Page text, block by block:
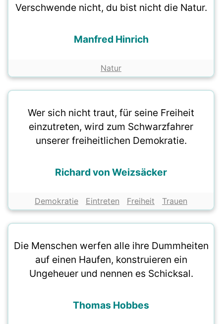
Verschwende nicht, du bist nicht die Natur.
Manfred Hinrich
Natur
Wer sich nicht traut, für seine Freiheit
einzutreten, wird zum Schwarzfahrer
unserer freiheitlichen Demokratie.
Richard von Weizsäcker
Demokratie Eintreten Freiheit Trauen
Die Menschen werfen alle ihre Dummheiten
auf einen Haufen, konstruieren ein
Ungeheuer und nennen es Schicksal.
Thomas Hobbes